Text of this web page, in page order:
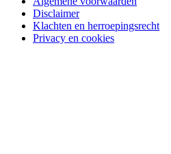
Disclaimer
Klachten en herroepingsrecht
Privacy en cookies